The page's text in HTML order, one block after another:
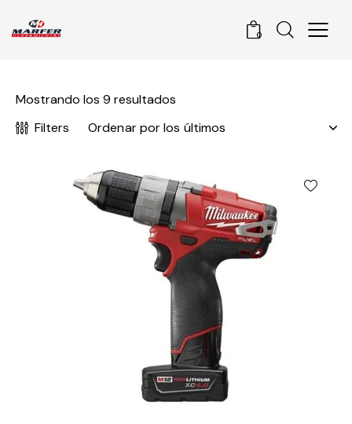
0
Mostrando los 9 resultados
Filters